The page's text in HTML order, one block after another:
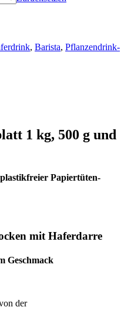
, Barista, Pflanzendrink-
1 kg, 500 g und
plastikfreier Papiertüten-
mit Haferdarre
Geschmack
der